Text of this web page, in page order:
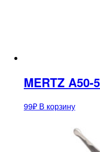
MERTZ
99₽ В корзину